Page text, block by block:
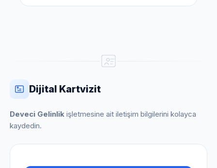
Dijital Kartvizit
Deveci Gelinlik işletmesine ait iletişim bilgilerini kolayca
kaydedin.